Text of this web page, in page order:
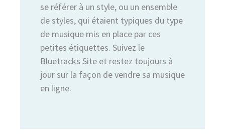
se référer à un style, ou un ensemble
de styles, qui étaient typiques du type
de musique mis en place par ces
petites étiquettes. Suivez le
Bluetracks Site et restez toujours à
jour sur la façon de vendre sa musique
en ligne.